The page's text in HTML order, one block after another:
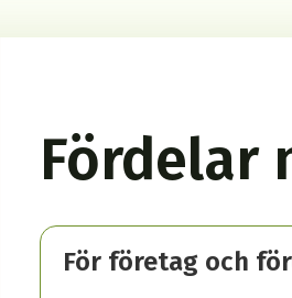
Fördelar
För företag och